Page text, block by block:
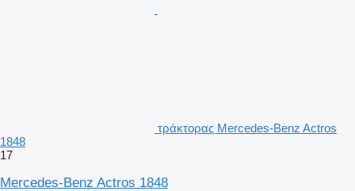
τράκτορας Mercedes-Benz Actros
1848
17
Mercedes-Benz Actros 1848